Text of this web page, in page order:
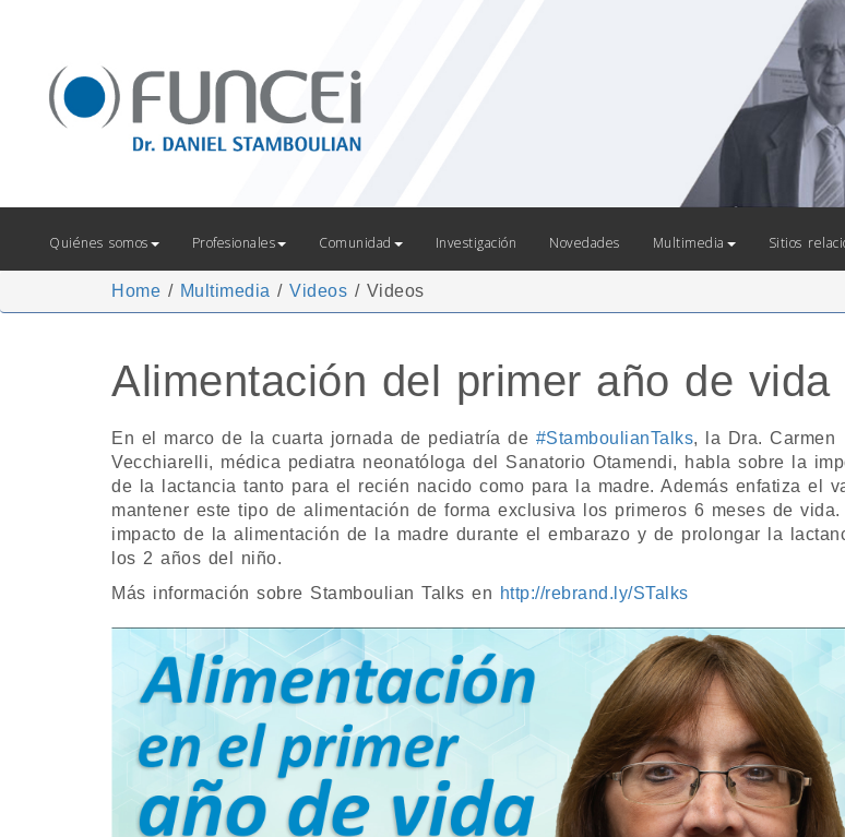
Quiénes somos Profesionales Comunidad Investigación Novedades Multimedia Sitios
Home / Multimedia / Videos / Videos
Alimentación del primer año de vida
En el marco de la cuarta jornada de pediatría de #StamboulianTalks, la Dra. Carmen
Vecchiarelli, médica pediatra neonatóloga del Sanatorio Otamendi, habla sobre la
de la lactancia tanto para el recién nacido como para la madre. Además enfatiza el
mantener este tipo de alimentación de forma exclusiva los primeros 6 meses de vida.
impacto de la alimentación de la madre durante el embarazo y de prolongar la
los 2 años del niño.
Más información sobre Stamboulian Talks en http://rebrand.ly/STalks